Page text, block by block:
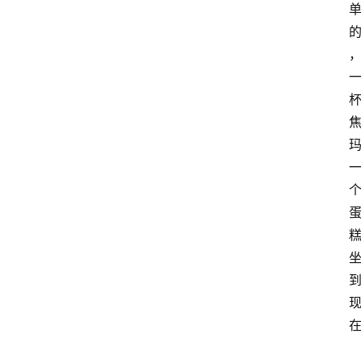
单
的
，
一
杯
焦
玛
一
个
蛋
糕
坐
到
现
在